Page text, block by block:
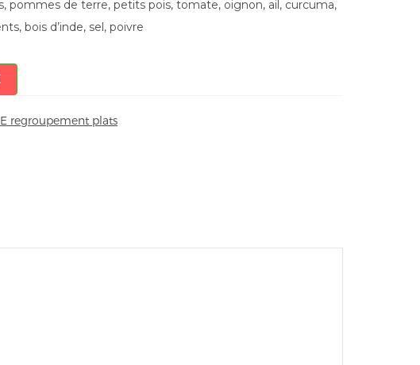
pommes de terre, petits pois, tomate, oignon, ail, curcuma,
bois d’inde, sel, poivre
regroupement plats